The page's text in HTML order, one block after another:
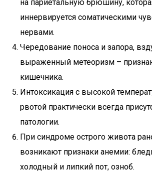
на париетальную брюшину,
иннервируется соматическими
нервами.
Чередование поноса и запора,
выраженный метеоризм –
кишечника.
Интоксикация с высокой
рвотой практически всегда
патологии.
При синдроме острого живота
возникают признаки анемии:
холодный и липкий пот, озноб.